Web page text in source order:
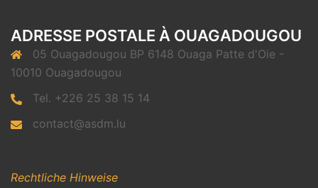
ADRESSE POSTALE À OUAGADOUGOU
05 Ouagadougou BP 6148 Ouaga Patte d'Oie -
10010 Ouagadougou
Tel. +226 25 38 15 14
contact@asdm.lu
Rechtliche Hinweise